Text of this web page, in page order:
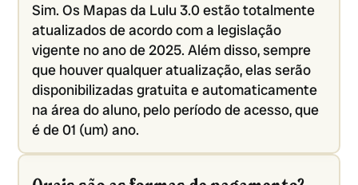
Sim. Os Mapas da Lulu 3.0 estão totalmente
atualizados de acordo com a legislação
vigente no ano de 2025. Além disso, sempre
que houver qualquer atualização, elas serão
disponibilizadas gratuita e automaticamente
na área do aluno, pelo período de acesso, que
é de 01 (um) ano.